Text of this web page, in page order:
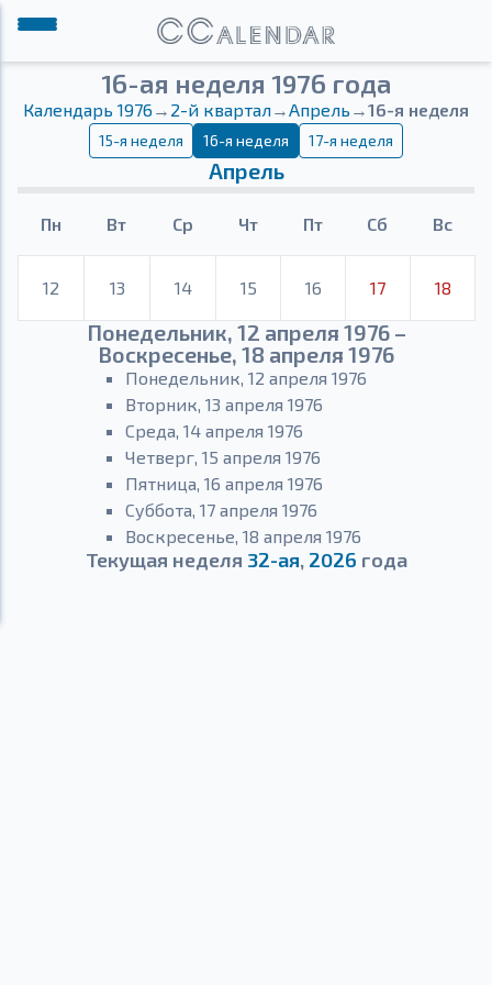
16-ая неделя 1976 года
Календарь 1976 → 2-й квартал→Апрель →16-я неделя
15-я неделя 16-я неделя 17-я неделя
Апрель
Пн Вт Ср Чт Пт Сб Вс
12 13 14 15 16 17 18
Понедельник, 12 апреля 1976 –
Воскресенье, 18 апреля 1976
Понедельник, 12 апреля 1976
Вторник, 13 апреля 1976
Среда, 14 апреля 1976
Четверг, 15 апреля 1976
Пятница, 16 апреля 1976
Суббота, 17 апреля 1976
Воскресенье, 18 апреля 1976
Текущая неделя 32-ая, 2026 года